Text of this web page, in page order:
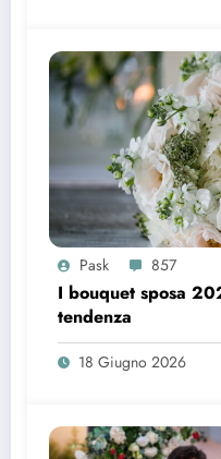
Pask 857
I bouquet sposa
tendenza
18 Giugno 2026